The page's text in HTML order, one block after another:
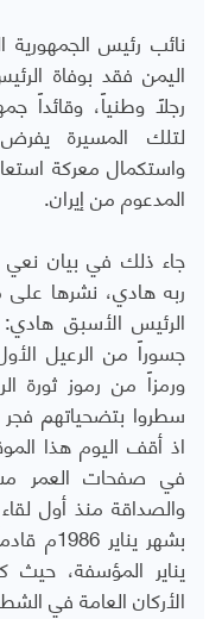
نائب رئيس
اليمن فقد بوفاة
رجلاً وطنياً، وقائداً
لتلك المسيرة
واستكمال معركة
المدعوم من إيران.
جاء ذلك في بيان نعي
ربه هادي، نشرها
الرئيس الأسبق
جسوراً من الرعيل
ورمزاً من رموز ثورة
سطروا بتضحياتهم فجر
اذ أقف اليوم هذا
والصداقة منذ أول
بشهر
يناير المؤسفة، حيث
الأركان العامة في